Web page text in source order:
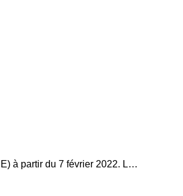
à partir du 7 février 2022. L…